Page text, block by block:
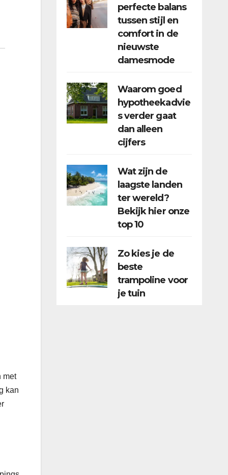
met
kan
perfecte balans
tussen stijl en
comfort in de
nieuwste
damesmode
Waarom goed
hypotheekadvie
s verder gaat
dan alleen
cijfers
Wat zijn de
laagste landen
ter wereld?
Bekijk hier onze
top 10
Zo kies je de
beste
trampoline voor
je tuin